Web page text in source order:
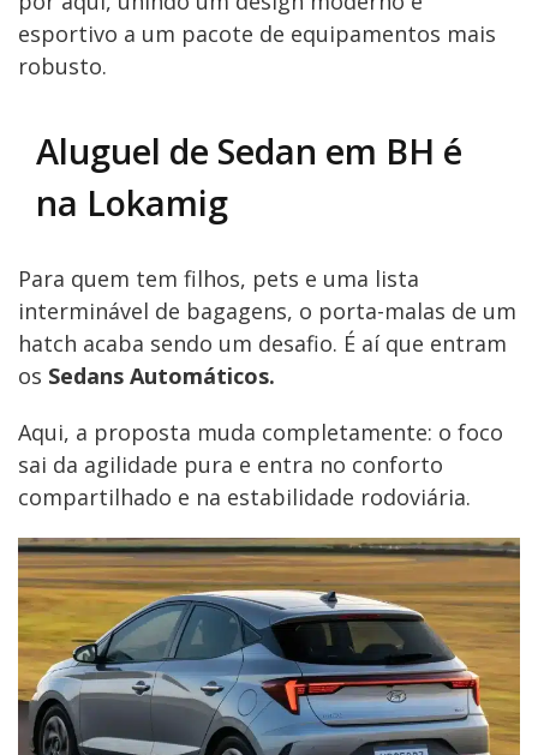
esportivo a um pacote de equipamentos mais
robusto.
Aluguel de Sedan em BH é
na Lokamig
Para quem tem filhos, pets e uma lista
interminável de bagagens, o porta-malas de um
hatch acaba sendo um desafio. É aí que entram
os Sedans Automáticos.
Aqui, a proposta muda completamente: o foco
sai da agilidade pura e entra no conforto
compartilhado e na estabilidade rodoviária.